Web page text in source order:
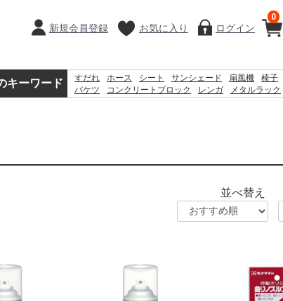
0
新規会員登録 お気に入り ログイン
キーワード すだれ ホース シート サンシェード 扇風機 椅子
バケツ
コンクリートブロック レンガ メタルラック
並べ替え